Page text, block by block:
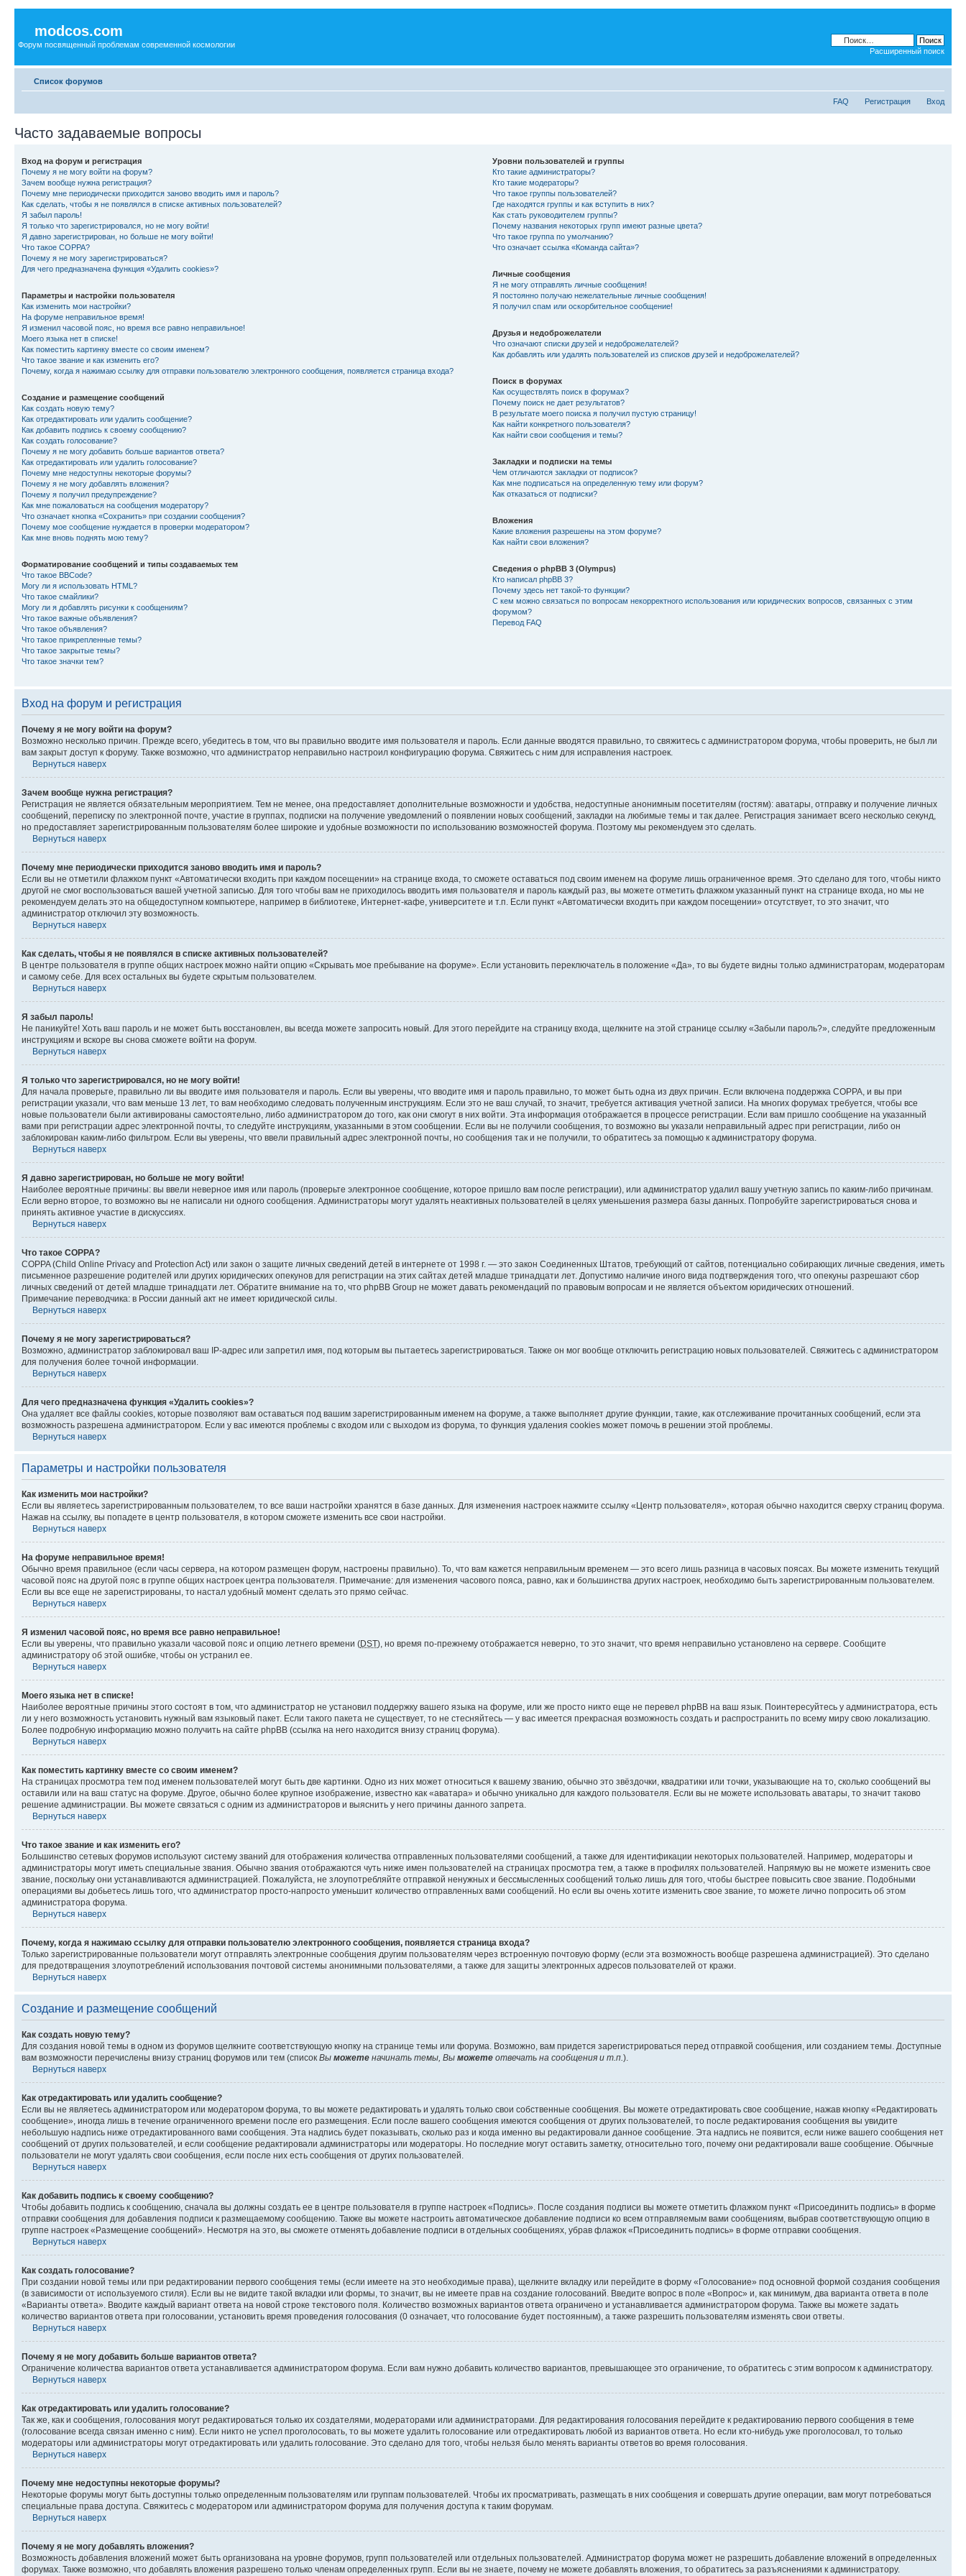
modcos.com
Форум посвященный проблемам современной космологии
Расширенный поиск
Список форумов
FAQ Регистрация Вход
Часто задаваемые вопросы
Вход на форум и регистрация
Почему я не могу войти на форум?
Зачем вообще нужна регистрация?
Почему мне периодически приходится заново вводить имя и пароль?
Как сделать, чтобы я не появлялся в списке активных пользователей?
Я забыл пароль!
Я только что зарегистрировался, но не могу войти!
Я давно зарегистрирован, но больше не могу войти!
Что такое COPPA?
Почему я не могу зарегистрироваться?
Для чего предназначена функция «Удалить cookies»?
Параметры и настройки пользователя
Как изменить мои настройки?
На форуме неправильное время!
Я изменил часовой пояс, но время все равно неправильное!
Моего языка нет в списке!
Как поместить картинку вместе со своим именем?
Что такое звание и как изменить его?
Почему, когда я нажимаю ссылку для отправки пользователю электронного сообщения, появляется страница входа?
Создание и размещение сообщений
Как создать новую тему?
Как отредактировать или удалить сообщение?
Как добавить подпись к своему сообщению?
Как создать голосование?
Почему я не могу добавить больше вариантов ответа?
Как отредактировать или удалить голосование?
Почему мне недоступны некоторые форумы?
Почему я не могу добавлять вложения?
Почему я получил предупреждение?
Как мне пожаловаться на сообщения модератору?
Что означает кнопка «Сохранить» при создании сообщения?
Почему мое сообщение нуждается в проверки модератором?
Как мне вновь поднять мою тему?
Форматирование сообщений и типы создаваемых тем
Что такое BBCode?
Могу ли я использовать HTML?
Что такое смайлики?
Могу ли я добавлять рисунки к сообщениям?
Что такое важные объявления?
Что такое объявления?
Что такое прикрепленные темы?
Что такое закрытые темы?
Что такое значки тем?
Уровни пользователей и группы
Кто такие администраторы?
Кто такие модераторы?
Что такое группы пользователей?
Где находятся группы и как вступить в них?
Как стать руководителем группы?
Почему названия некоторых групп имеют разные цвета?
Что такое группа по умолчанию?
Что означает ссылка «Команда сайта»?
Личные сообщения
Я не могу отправлять личные сообщения!
Я постоянно получаю нежелательные личные сообщения!
Я получил спам или оскорбительное сообщение!
Друзья и недоброжелатели
Что означают списки друзей и недоброжелателей?
Как добавлять или удалять пользователей из списков друзей и недоброжелателей?
Поиск в форумах
Как осуществлять поиск в форумах?
Почему поиск не дает результатов?
В результате моего поиска я получил пустую страницу!
Как найти конкретного пользователя?
Как найти свои сообщения и темы?
Закладки и подписки на темы
Чем отличаются закладки от подписок?
Как мне подписаться на определенную тему или форум?
Как отказаться от подписки?
Вложения
Какие вложения разрешены на этом форуме?
Как найти свои вложения?
Сведения о phpBB 3 (Olympus)
Кто написал phpBB 3?
Почему здесь нет такой-то функции?
С кем можно связаться по вопросам некорректного использования или юридических вопросов, связанных с этим
форумом?
Перевод FAQ
Вход на форум и регистрация
Почему я не могу войти на форум?
Возможно несколько причин. Прежде всего, убедитесь в том, что вы правильно вводите имя пользователя и пароль. Если данные вводятся правильно, то свяжитесь с администратором форума, чтобы проверить, не был ли
вам закрыт доступ к форуму. Также возможно, что администратор неправильно настроил конфигурацию форума. Свяжитесь с ним для исправления настроек.
Вернуться наверх
Зачем вообще нужна регистрация?
Регистрация не является обязательным мероприятием. Тем не менее, она предоставляет дополнительные возможности и удобства, недоступные анонимным посетителям (гостям): аватары, отправку и получение личных
сообщений, переписку по электронной почте, участие в группах, подписки на получение уведомлений о появлении новых сообщений, закладки на любимые темы и так далее. Регистрация занимает всего несколько секунд,
но предоставляет зарегистрированным пользователям более широкие и удобные возможности по использованию возможностей форума. Поэтому мы рекомендуем это сделать.
Вернуться наверх
Почему мне периодически приходится заново вводить имя и пароль?
Если вы не отметили флажком пункт «Автоматически входить при каждом посещении» на странице входа, то сможете оставаться под своим именем на форуме лишь ограниченное время. Это сделано для того, чтобы никто
другой не смог воспользоваться вашей учетной записью. Для того чтобы вам не приходилось вводить имя пользователя и пароль каждый раз, вы можете отметить флажком указанный пункт на странице входа, но мы не
рекомендуем делать это на общедоступном компьютере, например в библиотеке, Интернет-кафе, университете и т.п. Если пункт «Автоматически входить при каждом посещении» отсутствует, то это значит, что
администратор отключил эту возможность.
Вернуться наверх
Как сделать, чтобы я не появлялся в списке активных пользователей?
В центре пользователя в группе общих настроек можно найти опцию «Скрывать мое пребывание на форуме». Если установить переключатель в положение «Да», то вы будете видны только администраторам, модераторам
и самому себе. Для всех остальных вы будете скрытым пользователем.
Вернуться наверх
Я забыл пароль!
Не паникуйте! Хоть ваш пароль и не может быть восстановлен, вы всегда можете запросить новый. Для этого перейдите на страницу входа, щелкните на этой странице ссылку «Забыли пароль?», следуйте предложенным
инструкциям и вскоре вы снова сможете войти на форум.
Вернуться наверх
Я только что зарегистрировался, но не могу войти!
Для начала проверьте, правильно ли вы вводите имя пользователя и пароль. Если вы уверены, что вводите имя и пароль правильно, то может быть одна из двух причин. Если включена поддержка COPPA, и вы при
регистрации указали, что вам меньше 13 лет, то вам необходимо следовать полученным инструкциям. Если это не ваш случай, то значит, требуется активация учетной записи. На многих форумах требуется, чтобы все
новые пользователи были активированы самостоятельно, либо администратором до того, как они смогут в них войти. Эта информация отображается в процессе регистрации. Если вам пришло сообщение на указанный
вами при регистрации адрес электронной почты, то следуйте инструкциям, указанными в этом сообщении. Если вы не получили сообщения, то возможно вы указали неправильный адрес при регистрации, либо он
заблокирован каким-либо фильтром. Если вы уверены, что ввели правильный адрес электронной почты, но сообщения так и не получили, то обратитесь за помощью к администратору форума.
Вернуться наверх
Я давно зарегистрирован, но больше не могу войти!
Наиболее вероятные причины: вы ввели неверное имя или пароль (проверьте электронное сообщение, которое пришло вам после регистрации), или администратор удалил вашу учетную запись по каким-либо причинам.
Если верно второе, то возможно вы не написали ни одного сообщения. Администраторы могут удалять неактивных пользователей в целях уменьшения размера базы данных. Попробуйте зарегистрироваться снова и
принять активное участие в дискуссиях.
Вернуться наверх
Что такое COPPA?
COPPA (Child Online Privacy and Protection Act) или закон о защите личных сведений детей в интернете от 1998 г. — это закон Соединенных Штатов, требующий от сайтов, потенциально собирающих личные сведения, иметь
письменное разрешение родителей или других юридических опекунов для регистрации на этих сайтах детей младше тринадцати лет. Допустимо наличие иного вида подтверждения того, что опекуны разрешают сбор
личных сведений от детей младше тринадцати лет. Обратите внимание на то, что phpBB Group не может давать рекомендаций по правовым вопросам и не является объектом юридических отношений.
Примечание переводчика: в России данный акт не имеет юридической силы.
Вернуться наверх
Почему я не могу зарегистрироваться?
Возможно, администратор заблокировал ваш IP-адрес или запретил имя, под которым вы пытаетесь зарегистрироваться. Также он мог вообще отключить регистрацию новых пользователей. Свяжитесь с администратором
для получения более точной информации.
Вернуться наверх
Для чего предназначена функция «Удалить cookies»?
Она удаляет все файлы cookies, которые позволяют вам оставаться под вашим зарегистрированным именем на форуме, а также выполняет другие функции, такие, как отслеживание прочитанных сообщений, если эта
возможность разрешена администратором. Если у вас имеются проблемы с входом или с выходом из форума, то функция удаления cookies может помочь в решении этой проблемы.
Вернуться наверх
Параметры и настройки пользователя
Как изменить мои настройки?
Если вы являетесь зарегистрированным пользователем, то все ваши настройки хранятся в базе данных. Для изменения настроек нажмите ссылку «Центр пользователя», которая обычно находится сверху страниц форума.
Нажав на ссылку, вы попадете в центр пользователя, в котором сможете изменить все свои настройки.
Вернуться наверх
На форуме неправильное время!
Обычно время правильное (если часы сервера, на котором размещен форум, настроены правильно). То, что вам кажется неправильным временем — это всего лишь разница в часовых поясах. Вы можете изменить текущий
часовой пояс на другой пояс в группе общих настроек центра пользователя. Примечание: для изменения часового пояса, равно, как и большинства других настроек, необходимо быть зарегистрированным пользователем.
Если вы все еще не зарегистрированы, то настал удобный момент сделать это прямо сейчас.
Вернуться наверх
Я изменил часовой пояс, но время все равно неправильное!
Если вы уверены, что правильно указали часовой пояс и опцию летнего времени (DST), но время по-прежнему отображается неверно, то это значит, что время неправильно установлено на сервере. Сообщите
администратору об этой ошибке, чтобы он устранил ее.
Вернуться наверх
Моего языка нет в списке!
Наиболее вероятные причины этого состоят в том, что администратор не установил поддержку вашего языка на форуме, или же просто никто еще не перевел phpBB на ваш язык. Поинтересуйтесь у администратора, есть
ли у него возможность установить нужный вам языковый пакет. Если такого пакета не существует, то не стесняйтесь — у вас имеется прекрасная возможность создать и распространить по всему миру свою локализацию.
Более подробную информацию можно получить на сайте phpBB (ссылка на него находится внизу страниц форума).
Вернуться наверх
Как поместить картинку вместе со своим именем?
На страницах просмотра тем под именем пользователей могут быть две картинки. Одно из них может относиться к вашему званию, обычно это звёздочки, квадратики или точки, указывающие на то, сколько сообщений вы
оставили или на ваш статус на форуме. Другое, обычно более крупное изображение, известно как «аватара» и обычно уникально для каждого пользователя. Если вы не можете использовать аватары, то значит таково
решение администрации. Вы можете связаться с одним из администраторов и выяснить у него причины данного запрета.
Вернуться наверх
Что такое звание и как изменить его?
Большинство сетевых форумов используют систему званий для отображения количества отправленных пользователями сообщений, а также для идентификации некоторых пользователей. Например, модераторы и
администраторы могут иметь специальные звания. Обычно звания отображаются чуть ниже имен пользователей на страницах просмотра тем, а также в профилях пользователей. Напрямую вы не можете изменить свое
звание, поскольку они устанавливаются администрацией. Пожалуйста, не злоупотребляйте отправкой ненужных и бессмысленных сообщений только лишь для того, чтобы быстрее повысить свое звание. Подобными
операциями вы добьетесь лишь того, что администратор просто-напросто уменьшит количество отправленных вами сообщений. Но если вы очень хотите изменить свое звание, то можете лично попросить об этом
администратора форума.
Вернуться наверх
Почему, когда я нажимаю ссылку для отправки пользователю электронного сообщения, появляется страница входа?
Только зарегистрированные пользователи могут отправлять электронные сообщения другим пользователям через встроенную почтовую форму (если эта возможность вообще разрешена администрацией). Это сделано
для предотвращения злоупотреблений использования почтовой системы анонимными пользователями, а также для защиты электронных адресов пользователей от кражи.
Вернуться наверх
Создание и размещение сообщений
Как создать новую тему?
Для создания новой темы в одном из форумов щелкните соответствующую кнопку на странице темы или форума. Возможно, вам придется зарегистрироваться перед отправкой сообщения, или созданием темы. Доступные
вам возможности перечислены внизу страниц форумов или тем (список Вы можете начинать темы, Вы можете отвечать на сообщения и т.п. ).
Вернуться наверх
Как отредактировать или удалить сообщение?
Если вы не являетесь администратором или модератором форума, то вы можете редактировать и удалять только свои собственные сообщения. Вы можете отредактировать свое сообщение, нажав кнопку «Редактировать
сообщение», иногда лишь в течение ограниченного времени после его размещения. Если после вашего сообщения имеются сообщения от других пользователей, то после редактирования сообщения вы увидите
небольшую надпись ниже отредактированного вами сообщения. Эта надпись будет показывать, сколько раз и когда именно вы редактировали данное сообщение. Эта надпись не появится, если ниже вашего сообщения нет
сообщений от других пользователей, и если сообщение редактировали администраторы или модераторы. Но последние могут оставить заметку, относительно того, почему они редактировали ваше сообщение. Обычные
пользователи не могут удалять свои сообщения, если после них есть сообщения от других пользователей.
Вернуться наверх
Как добавить подпись к своему сообщению?
Чтобы добавить подпись к сообщению, сначала вы должны создать ее в центре пользователя в группе настроек «Подпись». После создания подписи вы можете отметить флажком пункт «Присоединить подпись» в форме
отправки сообщения для добавления подписи к размещаемому сообщению. Также вы можете настроить автоматическое добавление подписи ко всем отправляемым вами сообщениям, выбрав соответствующую опцию в
группе настроек «Размещение сообщений». Несмотря на это, вы сможете отменять добавление подписи в отдельных сообщениях, убрав флажок «Присоединить подпись» в форме отправки сообщения.
Вернуться наверх
Как создать голосование?
При создании новой темы или при редактировании первого сообщения темы (если имеете на это необходимые права), щелкните вкладку или перейдите в форму «Голосование» под основной формой создания сообщения
(в зависимости от используемого стиля). Если вы не видите такой вкладки или формы, то значит, вы не имеете прав на создание голосований. Введите вопрос в поле «Вопрос» и, как минимум, два варианта ответа в поле
«Варианты ответа». Вводите каждый вариант ответа на новой строке текстового поля. Количество возможных вариантов ответа ограничено и устанавливается администратором форума. Также вы можете задать
количество вариантов ответа при голосовании, установить время проведения голосования (0 означает, что голосование будет постоянным), а также разрешить пользователям изменять свои ответы.
Вернуться наверх
Почему я не могу добавить больше вариантов ответа?
Ограничение количества вариантов ответа устанавливается администратором форума. Если вам нужно добавить количество вариантов, превышающее это ограничение, то обратитесь с этим вопросом к администратору.
Вернуться наверх
Как отредактировать или удалить голосование?
Так же, как и сообщения, голосования могут редактироваться только их создателями, модераторами или администраторами. Для редактирования голосования перейдите к редактированию первого сообщения в теме
(голосование всегда связан именно с ним). Если никто не успел проголосовать, то вы можете удалить голосование или отредактировать любой из вариантов ответа. Но если кто-нибудь уже проголосовал, то только
модераторы или администраторы могут отредактировать или удалить голосование. Это сделано для того, чтобы нельзя было менять варианты ответов во время голосования.
Вернуться наверх
Почему мне недоступны некоторые форумы?
Некоторые форумы могут быть доступны только определенным пользователям или группам пользователей. Чтобы их просматривать, размещать в них сообщения и совершать другие операции, вам могут потребоваться
специальные права доступа. Свяжитесь с модератором или администратором форума для получения доступа к таким форумам.
Вернуться наверх
Почему я не могу добавлять вложения?
Возможность добавления вложений может быть организована на уровне форумов, групп пользователей или отдельных пользователей. Администратор форума может не разрешить добавление вложений в определенных
форумах. Также возможно, что добавлять вложения разрешено только членам определенных групп. Если вы не знаете, почему не можете добавлять вложения, то обратитесь за разъяснениями к администратору.